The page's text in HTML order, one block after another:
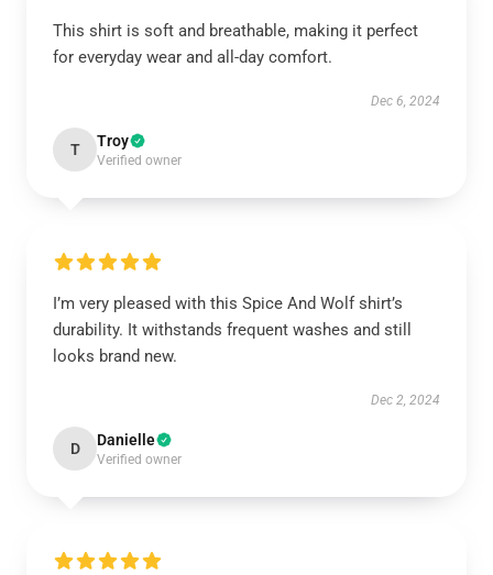
This shirt is soft and breathable, making it perfect
for everyday wear and all-day comfort.
Dec 6, 2024
T Troy
Verified owner
I’m very pleased with this Spice And Wolf shirt’s
durability. It withstands frequent washes and still
looks brand new.
Dec 2, 2024
D Danielle
Verified owner